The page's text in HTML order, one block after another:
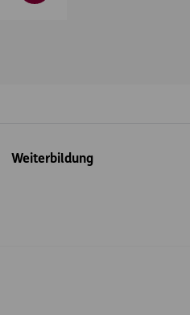
Weiterbildung